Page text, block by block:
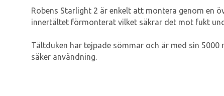
Robens Starlight 2 är enkelt att montera genom en
innertältet förmonterat vilket säkrar det mot fukt
Tältduken har tejpade sömmar och är med sin
säker användning.